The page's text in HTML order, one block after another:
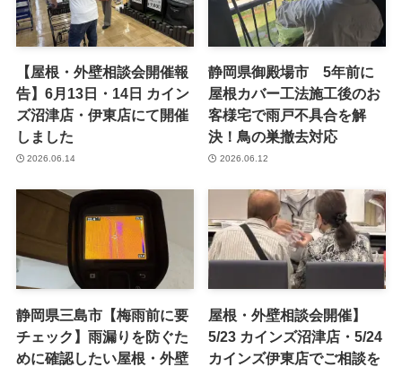
【屋根・外壁相談会開催報
告】6月13日・14日 カイン
ズ沼津店・伊東店にて開催
しました
2026.06.14
静岡県御殿場市 5年前に
屋根カバー工法施工後のお
客様宅で雨戸不具合を解
決！鳥の巣撤去対応
2026.06.12
静岡県三島市【梅雨前に要
チェック】雨漏りを防ぐた
めに確認したい屋根・外壁
屋根・外壁相談会開催】
5/23 カインズ沼津店・5/24
カインズ伊東店でご相談を